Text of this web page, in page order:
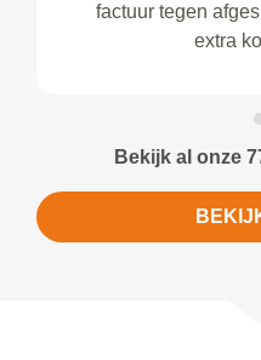
factuur tegen
extra
Bekijk al onze